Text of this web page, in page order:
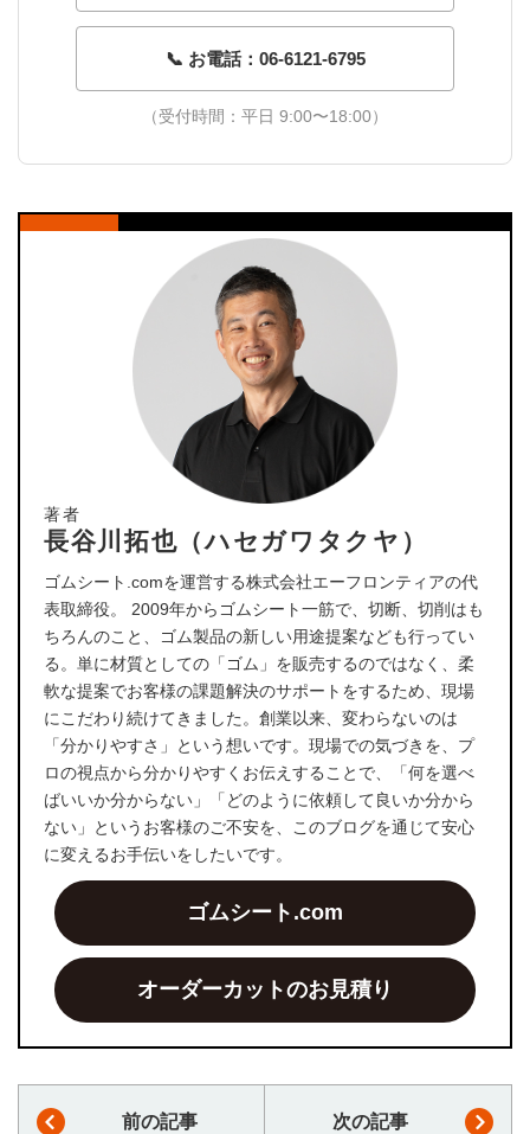
📞 お電話：06-6121-6795
（受付時間：平日 9:00〜18:00）
著者
長谷川拓也（ハセガワタクヤ）
ゴムシート.comを運営する株式会社エーフロンティアの代
表取締役。 2009年からゴムシート一筋で、切断、切削はも
ちろんのこと、ゴム製品の新しい用途提案なども行ってい
る。単に材質としての「ゴム」を販売するのではなく、柔
軟な提案でお客様の課題解決のサポートをするため、現場
にこだわり続けてきました。創業以来、変わらないのは
「分かりやすさ」という想いです。現場での気づきを、プ
ロの視点から分かりやすくお伝えすることで、「何を選べ
ばいいか分からない」「どのように依頼して良いか分から
ない」というお客様のご不安を、このブログを通じて安心
に変えるお手伝いをしたいです。
ゴムシート.com
オーダーカットのお見積り
前の記事 次の記事